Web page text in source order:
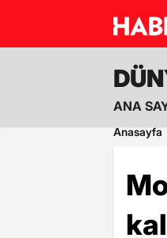
ANA
Anasayfa